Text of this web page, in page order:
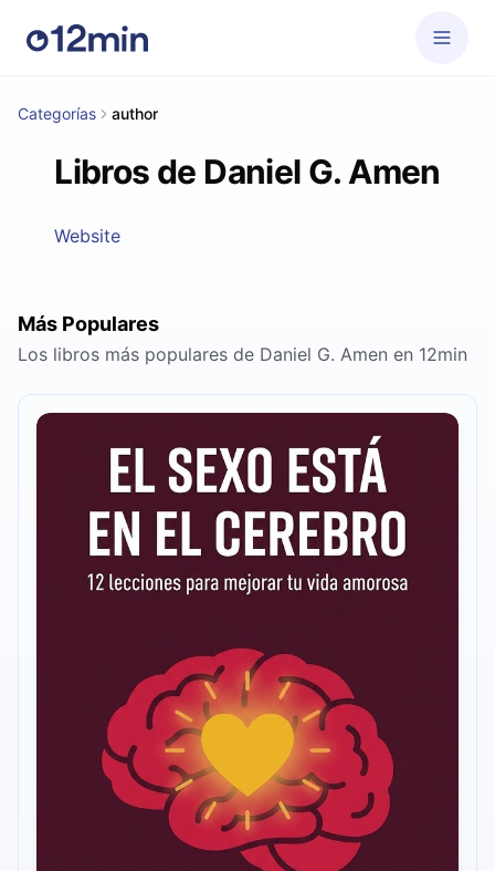
Categorías author
Libros de Daniel G. Amen
Website
Más Populares
Los libros más populares de Daniel G. Amen en 12min